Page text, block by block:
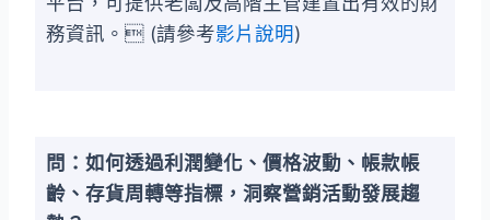
務資訊。 (請參考影片說明)
問：如何透過利潤變化、價格波動、帳款帳
齡、存貨周轉等指標，洞察營銷活動發展趨